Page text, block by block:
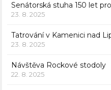
Senátorská stuha 150 let
23. 8. 2025
Tatrování v Kamenici nad
23. 8. 2025
Návštěva Rockové stodoly
22. 8. 2025